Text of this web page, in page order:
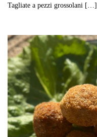
Tagliate a pezzi grossolani […]